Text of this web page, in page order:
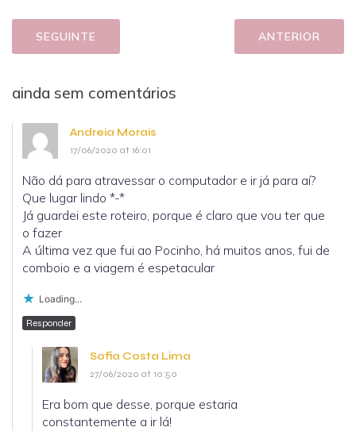
SEGUINTE ANTERIOR
ainda sem comentários
Andreia Morais
17/06/2020 at 16:01
Não dá para atravessar o computador e ir já para aí?
Que lugar lindo *-*
Já guardei este roteiro, porque é claro que vou ter que
o fazer
A última vez que fui ao Pocinho, há muitos anos, fui de
comboio e a viagem é espetacular
Loading...
Responder
Sofia Costa Lima
27/06/2020 at 10:50
Era bom que desse, porque estaria
constantemente a ir lá!